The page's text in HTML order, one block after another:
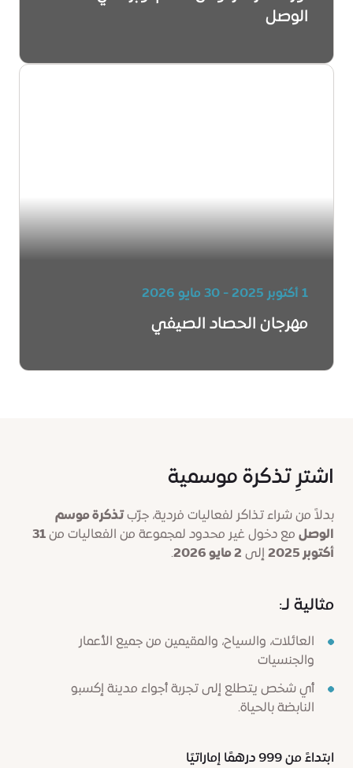
الوصل
1 أكتوبر 2025 - 30 مايو 2026
مهرجان الحصاد الصيفي
اشترِ تذكرة موسمية
بدلاً من شراء تذاكر لفعاليات فردية، جرّبتذكرة موسم
الوصل مع دخول غير محدود لمجموعة من الفعاليات من 31
أكتوبر 2025
إلى 2 مايو 2026 .
مثالية لـ:
العائلات، والسياح، والمقيمين من جميع الأعمار
والجنسيات
أي شخص يتطلع إلى تجربة أجواء مدينة إكسبو
النابضة بالحياة.
ابتداءً من 999 درهمًا إماراتيًا